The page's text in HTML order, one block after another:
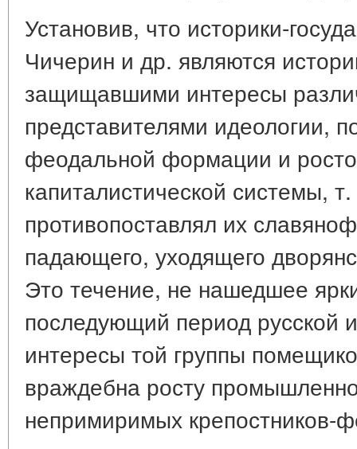
Установив, что историки-
Чичерин и др. являются
защищавшими интересы
представителями идеологии,
феодальной формации и
капиталистической системы,
противопоставлял их
падающего, уходящего
Это течение, не нашедшее
последующий период русской
интересы той группы
враждебна росту
непримиримых крепостников-